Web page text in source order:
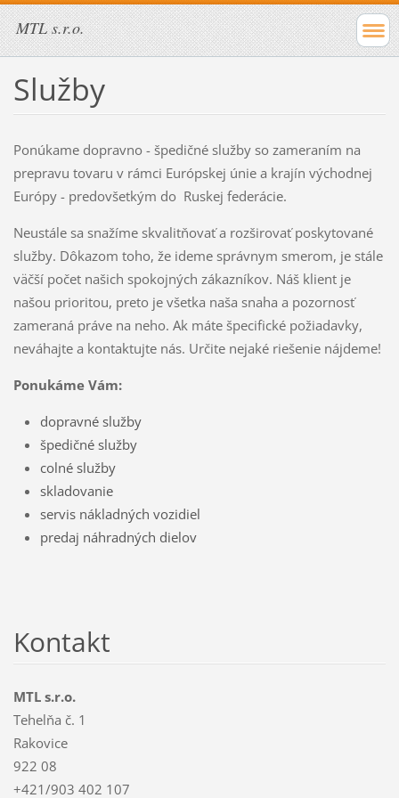
MTL s.r.o.
Služby
Ponúkame dopravno - špedičné služby so zameraním na
prepravu tovaru v rámci Európskej únie a krajín východnej
Európy - predovšetkým do Ruskej federácie.
Neustále sa snažíme skvalitňovať a rozširovať poskytované
služby. Dôkazom toho, že ideme správnym smerom, je stále
väčší počet našich spokojných zákazníkov. Náš klient je
našou prioritou, preto je všetka naša snaha a pozornosť
zameraná práve na neho. Ak máte špecifické požiadavky,
neváhajte a kontaktujte nás. Určite nejaké riešenie nájdeme!
Ponukáme Vám:
dopravné služby
špedičné služby
colné služby
skladovanie
servis nákladných vozidiel
predaj náhradných dielov
Kontakt
MTL s.r.o.
Tehelňa č. 1
Rakovice
922 08
+421/903 402 107